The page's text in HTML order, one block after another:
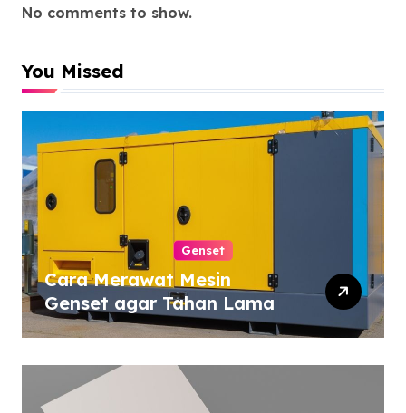
No comments to show.
You Missed
Genset
Cara Merawat Mesin
Genset agar Tahan Lama